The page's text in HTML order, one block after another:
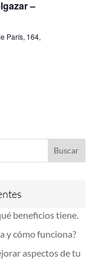
–
París, 164,
beneficios tiene.
y cómo funciona?
aspectos de tu